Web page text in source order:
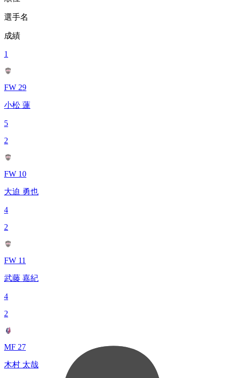
選手名
成績
1
FW 29
小松 蓮
5
2
FW 10
大迫 勇也
4
2
FW 11
武藤 嘉紀
4
2
MF 27
木村 太哉